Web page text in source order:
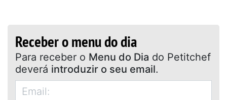
Receber o menu do dia
Para receber o Menu do Dia do Petitchef
deverá introduzir o seu email.